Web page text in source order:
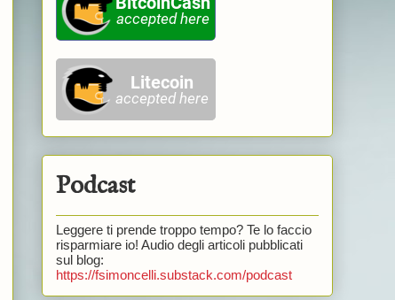
Podcast
Leggere ti prende troppo tempo? Te lo faccio
risparmiare io! Audio degli articoli pubblicati
sul blog:
https://fsimoncelli.substack.com/podcast